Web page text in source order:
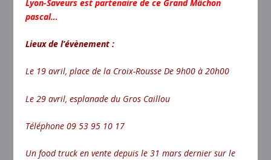
Lyon-Saveurs est partenaire de ce Grand Mâchon
pascal…
Lieux de l’évènement :
Le 19 avril, place de la Croix-Rousse De 9h00 à 20h00
Le 29 avril, esplanade du Gros Caillou
Téléphone 09 53 95 10 17
Un food truck en vente depuis le 31 mars dernier sur le